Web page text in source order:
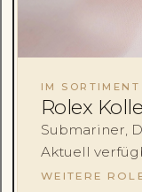
IM SORTIMENT
Rolex
Submariner,
Aktuell
WEITERE